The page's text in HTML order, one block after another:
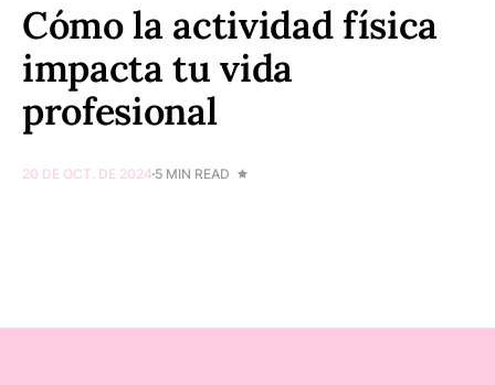
Cómo la actividad física
impacta tu vida
profesional
20 DE OCT. DE 2024 5 MIN READ